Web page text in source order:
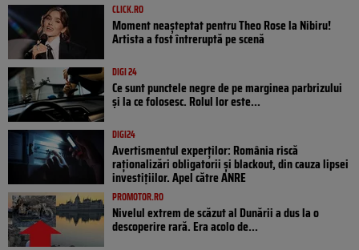
CLICK.RO
Moment neașteptat pentru Theo Rose la Nibiru!
Artista a fost întreruptă pe scenă
DIGI 24
Ce sunt punctele negre de pe marginea parbrizului
și la ce folosesc. Rolul lor este...
DIGI24
Avertismentul experților: România riscă
raționalizări obligatorii și blackout, din cauza lipsei
investițiilor. Apel către ANRE
PROMOTOR.RO
Nivelul extrem de scăzut al Dunării a dus la o
descoperire rară. Era acolo de...